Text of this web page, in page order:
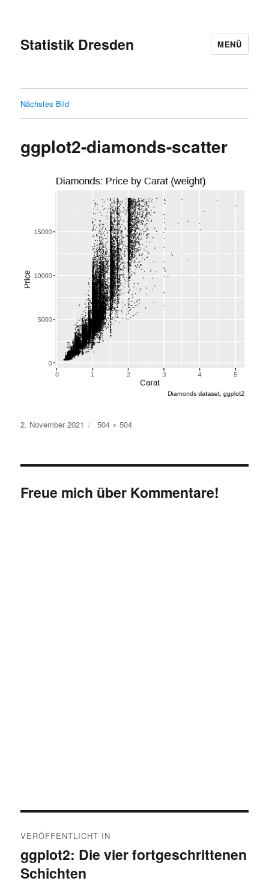
Statistik Dresden MENÜ
Nächstes Bild
ggplot2-diamonds-scatter
Veröffentlicht
2. November 2021 Originalgröße
504 × 504
Freue mich über Kommentare!
VERÖFFENTLICHT IN
ggplot2: Die vier fortgeschrittenen
Schichten